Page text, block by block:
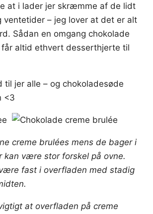
at i lader jer skræmme af de lidt
ventetider – jeg lover at det er alt
Sådan en omgang chokolade
får altid ethvert desserthjerte til
til jer alle – og chokoladesøde
<3
creme brulées mens de bager i
kan være stor forskel på ovne.
fast i overfladen med stadig
at overfladen på creme